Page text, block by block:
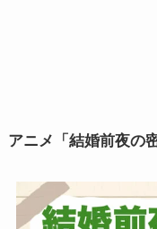
アニメ「結婚前夜の